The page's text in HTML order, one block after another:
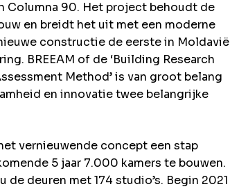
Columna 90. Het project behoudt de
en breidt het uit met een moderne
constructie de eerste in Moldavië
BREEAM of de ‘Building Research
Method’ is van groot belang
en innovatie twee belangrijke
vernieuwende concept een stap
5 jaar 7.000 kamers te bouwen.
deuren met 174 studio’s. Begin 2021